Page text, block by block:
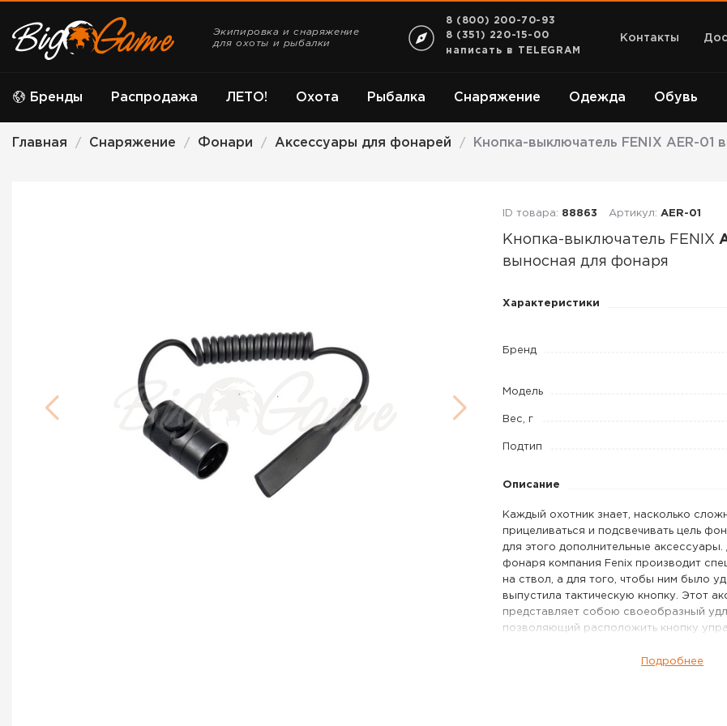
Экипировка и снаряжение
для охоты и рыбалки
8 (800) 200-70-93
8 (351) 220-15-00
написать в TELEGRAM
Контакты
Бренды ЛЕТО! Охота Рыбалка Снаряжение Одежда Обувь
Распродажа
Главная / Снаряжение / Фонари / Аксессуары для фонарей / Кнопка-выключатель FENIX AER-01
ID товара: 88863 Артикул: AER-01
Кнопка-выключатель FENIX
выносная для фонаря
Кнопка-
01
для
фонаря
Характеристики
Бренд
Модель
Вес, г
Подтип
Описание
Каждый охотник знает, насколько
прицеливаться и подсвечивать цель
для этого дополнительные аксессуары.
фонаря компания Fenix производит
на ствол, а для того, чтобы ним было
выпустила тактическую кнопку. Этот
представляет собою своеобразный
позволяющий расположить кнопку
Конструктивно она представляет
Подробнее